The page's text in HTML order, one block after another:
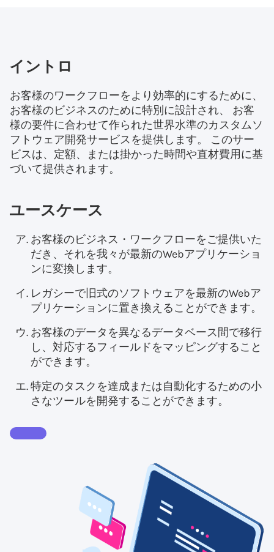
イントロ
お客様のワークフローをより効率的にするために、
お客様のビジネスのために特別に設計され、 お客
様の要件に合わせて作られた世界水準のカスタムソ
フトウェア開発サービスを提供します。 このサー
ビスは、定額、または掛かった時間や直材費用に基
づいて提供されます。
ユースケース
お客様のビジネス・ワークフローをご提供いた
だき、それを我々が最新のWebアプリケーショ
ンに変換します。
レガシーで旧式のソフトウェアを最新のWebア
プリケーションに置き換えることができます。
お客様のデータを異なるデータベース間で移行
し、対応するフィールドをマッピングすること
ができます。
特定のタスクを達成または自動化するための小
さなツールを開発することができます。